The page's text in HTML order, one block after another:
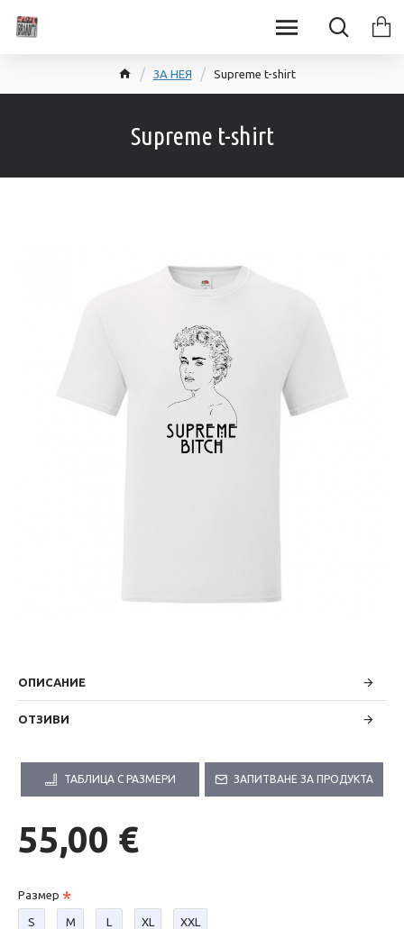
ЗА НЕЯ Supreme t-shirt
Supreme t-shirt
ОПИСАНИЕ
ОТЗИВИ
ТАБЛИЦА С РАЗМЕРИ ЗАПИТВАНЕ ЗА ПРОДУКТА
55,00 €
Размер
S М L XL XXL